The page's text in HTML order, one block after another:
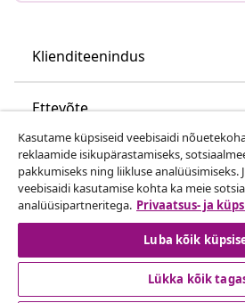
Klienditeenindus
Ettevõte
vidaXL
Vaata rohkem
Kasutame küpsiseid veebisaidi
reklaamide isikupärastamiseks,
pakkumiseks ning liikluse analüüsimiseks.
veebisaidi kasutamise kohta ka meie
analüüsipartneritega. Privaatsus- ja
Luba kõik
Lükka kõik